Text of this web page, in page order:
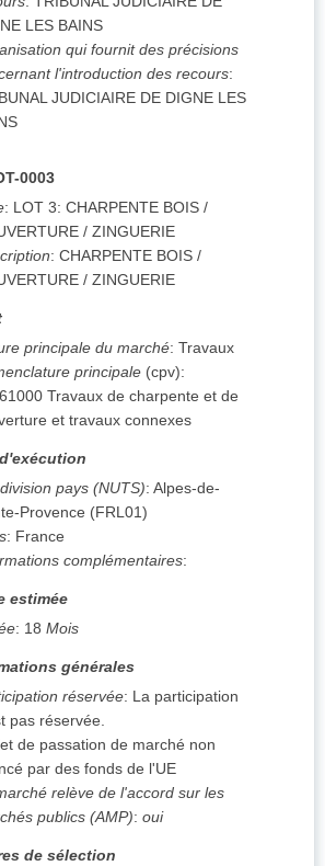
LES BAINS
qui fournit des précisions
l'introduction des recours:
JUDICIAIRE DE DIGNE LES
0003
: LOT 3: CHARPENTE BOIS /
/ ZINGUERIE
: CHARPENTE BOIS /
/ ZINGUERIE
principale du marché: Travaux
principale (cpv):
Travaux de charpente et de
et travaux connexes
pays (NUTS): Alpes-de-
Provence (FRL01)
: France
complémentaires:
estimée
: 18 Mois
générales
réservée: La participation
pas réservée.
de passation de marché non
par des fonds de l'UE
relève de l'accord sur les
publics (AMP): oui
de sélection